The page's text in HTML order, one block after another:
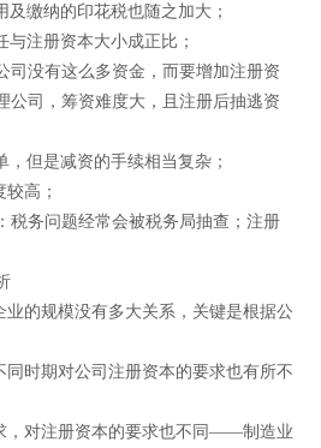
缴纳的印花税也随之加大；
注册资本大小成正比；
没有这么多资金，而要增加注册资
公司，筹资难度大，且注册后抽逃资
但是减资的手续相当复杂；
高；
务问题经常会被税务局抽查；注册
的规模没有多大关系，关键是根据公
时期对公司注册资本的要求也有所不
对注册资本的要求也不同——制造业